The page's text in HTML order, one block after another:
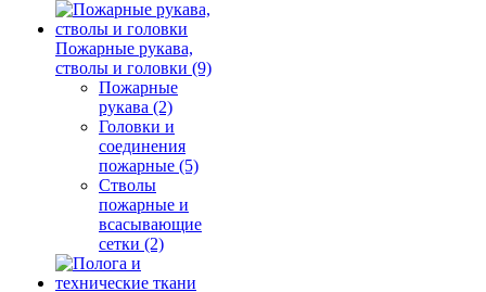
Пожарные рукава,
стволы и головки (9)
Пожарные
рукава (2)
Головки и
соединения
пожарные (5)
Стволы
пожарные и
всасывающие
сетки (2)